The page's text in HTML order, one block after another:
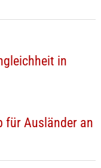
in
für Ausländer an